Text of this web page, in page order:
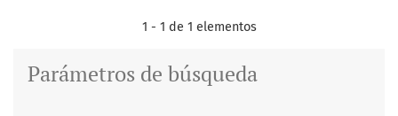
1 - 1 de 1 elementos
Parámetros de búsqueda